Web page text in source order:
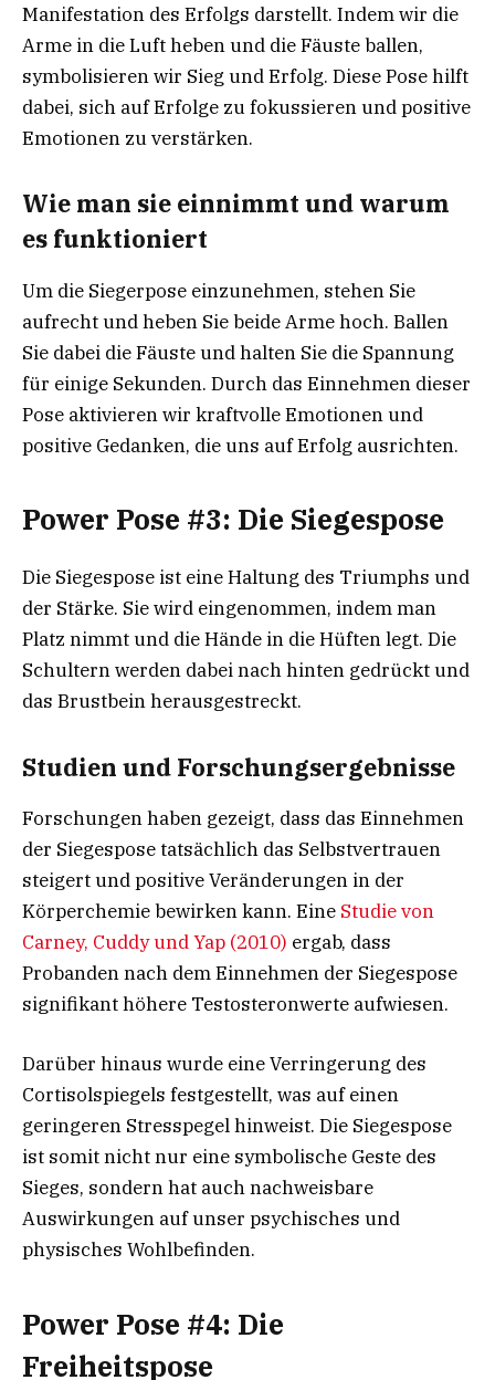
Manifestation des Erfolgs darstellt. Indem wir die
Arme in die Luft heben und die Fäuste ballen,
symbolisieren wir Sieg und Erfolg. Diese Pose hilft
dabei, sich auf Erfolge zu fokussieren und positive
Emotionen zu verstärken.
Wie man sie einnimmt und warum
es funktioniert
Um die Siegerpose einzunehmen, stehen Sie
aufrecht und heben Sie beide Arme hoch. Ballen
Sie dabei die Fäuste und halten Sie die Spannung
für einige Sekunden. Durch das Einnehmen dieser
Pose aktivieren wir kraftvolle Emotionen und
positive Gedanken, die uns auf Erfolg ausrichten.
Power Pose #3: Die Siegespose
Die Siegespose ist eine Haltung des Triumphs und
der Stärke. Sie wird eingenommen, indem man
Platz nimmt und die Hände in die Hüften legt. Die
Schultern werden dabei nach hinten gedrückt und
das Brustbein herausgestreckt.
Studien und Forschungsergebnisse
Forschungen haben gezeigt, dass das Einnehmen
der Siegespose tatsächlich das Selbstvertrauen
steigert und positive Veränderungen in der
Körperchemie bewirken kann. Eine Studie von
Carney, Cuddy und Yap (2010) ergab, dass
Probanden nach dem Einnehmen der Siegespose
signifikant höhere Testosteronwerte aufwiesen.
Darüber hinaus wurde eine Verringerung des
Cortisolspiegels festgestellt, was auf einen
geringeren Stresspegel hinweist. Die Siegespose
ist somit nicht nur eine symbolische Geste des
Sieges, sondern hat auch nachweisbare
Auswirkungen auf unser psychisches und
physisches Wohlbefinden.
Power Pose #4: Die
Freiheitspose